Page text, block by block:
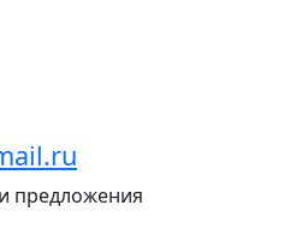
предложения